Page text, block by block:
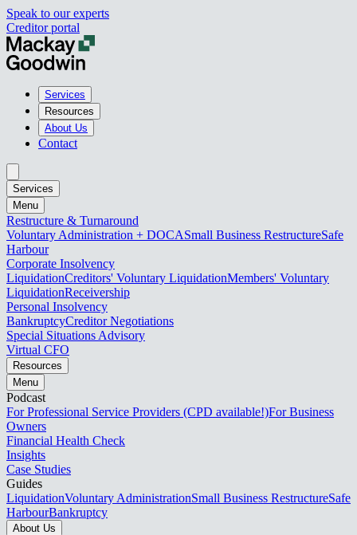
Speak to our experts
Creditor portal
Services
Resources
About Us
Contact
Services
Menu
Restructure & Turnaround
Voluntary Administration + DOCASmall Business RestructureSafe
Harbour
Corporate Insolvency
LiquidationCreditors' Voluntary LiquidationMembers' Voluntary
LiquidationReceivership
Personal Insolvency
BankruptcyCreditor Negotiations
Special Situations Advisory
Virtual CFO
Resources
Menu
Podcast
For Professional Service Providers (CPD available!)For Business
Owners
Financial Health Check
Insights
Case Studies
Guides
LiquidationVoluntary AdministrationSmall Business RestructureSafe
HarbourBankruptcy
About Us